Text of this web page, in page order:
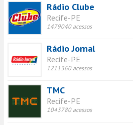
Rádio Clube
Recife-PE
1479040 acessos
Rádio Jornal
Recife-PE
1211360 acessos
TMC
Recife-PE
1043780 acessos